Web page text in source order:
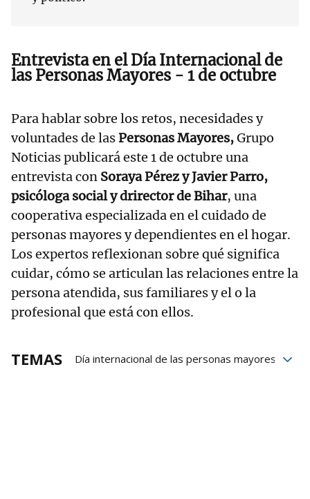
Entrevista en el Día Internacional de
las Personas Mayores - 1 de octubre
Para hablar sobre los retos, necesidades y
voluntades de lasPersonas Mayores,Grupo
Noticias publicará este 1 de octubre una
entrevista con Soraya Pérez y Javier Parro,
psicóloga social y drirector de Bihar, una
cooperativa especializada en el cuidado de
personas mayores y dependientes en el hogar.
Los expertos reflexionan sobre qué significa
cuidar, cómo se articulan las relaciones entre la
persona atendida, sus familiares y el o la
profesional que está con ellos.
TEMAS
Día internacional de las personas mayores